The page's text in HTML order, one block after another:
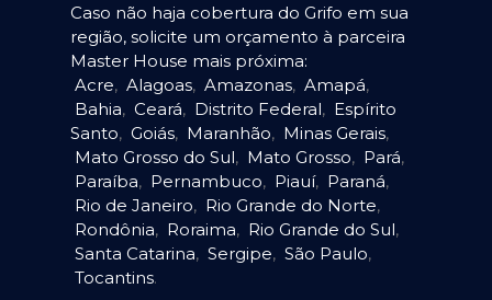
Caso não haja cobertura do Grifo em sua
região, solicite um orçamento à parceira
Master House mais próxima:
Acre, Alagoas, Amazonas, Amapá,
Bahia, Ceará, Distrito Federal, Espírito
Santo, Goiás, Maranhão, Minas Gerais,
Mato Grosso do Sul, Mato Grosso, Pará,
Paraíba, Pernambuco, Piauí, Paraná,
Rio de Janeiro, Rio Grande do Norte,
Rondônia, Roraima, Rio Grande do Sul,
Santa Catarina, Sergipe, São Paulo,
Tocantins.